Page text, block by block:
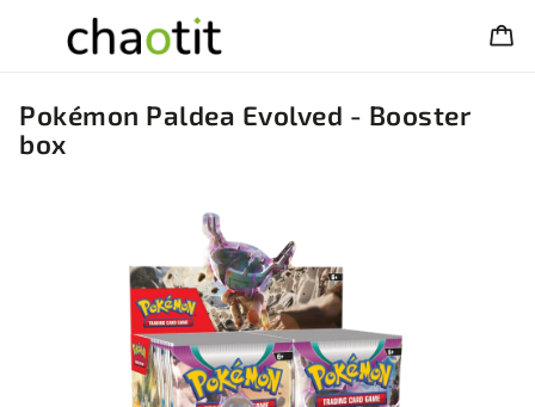
Pokémon Paldea Evolved - Booster
box